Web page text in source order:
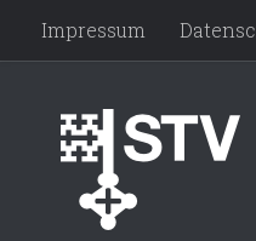
Zum Inhalt springen
Impressum